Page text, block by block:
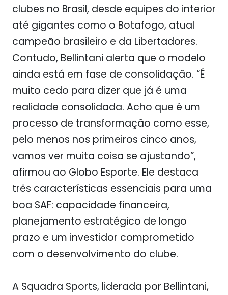
clubes no Brasil, desde equipes do interior
até gigantes como o Botafogo, atual
campeão brasileiro e da Libertadores.
Contudo, Bellintani alerta que o modelo
ainda está em fase de consolidação. “É
muito cedo para dizer que já é uma
realidade consolidada. Acho que é um
processo de transformação como esse,
pelo menos nos primeiros cinco anos,
vamos ver muita coisa se ajustando”,
afirmou ao Globo Esporte. Ele destaca
três características essenciais para uma
boa SAF: capacidade financeira,
planejamento estratégico de longo
prazo e um investidor comprometido
com o desenvolvimento do clube.
A Squadra Sports, liderada por Bellintani,